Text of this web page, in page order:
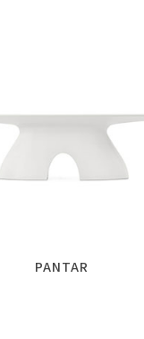
PANTAR